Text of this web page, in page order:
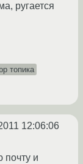
ругается
топика
12:06:06
почту и